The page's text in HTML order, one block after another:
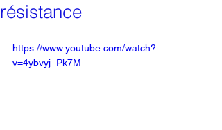
résistance
https://www.youtube.com/watch?
v=4ybvyj_Pk7M